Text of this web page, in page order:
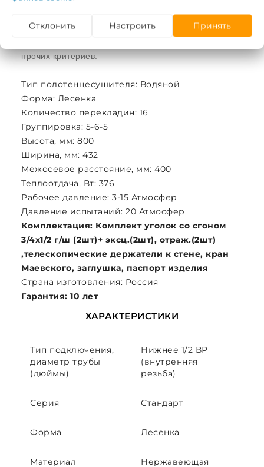
смогут выбрать разную конфигурацию, исходя из
собственных требований, параметров помещения,
прочих критериев.
Тип полотенцесушителя: Водяной
Форма: Лесенка
Количество перекладин: 16
Группировка: 5-6-5
Высота, мм: 800
Ширина, мм: 432
Межосевое расстояние, мм: 400
Теплоотдача, Вт: 376
Рабочее давление: 3-15 Атмосфер
Давление испытаний: 20 Атмосфер
Комплектация: Комплект уголок со сгоном
3/4х1/2 г/ш (2шт)+ эксц.(2шт), отраж.(2шт)
,телескопические держатели к стене, кран
Маевского, заглушка, паспорт изделия
Страна изготовления: Россия
Гарантия: 10 лет
ХАРАКТЕРИСТИКИ
Тип подключения,
диаметр трубы
(дюймы)
Нижнее 1/2 ВР
(внутренняя
резьба)
Серия Стандарт
Форма Лесенка
Материал
Нержавеющая
Отклонить Настроить Принять